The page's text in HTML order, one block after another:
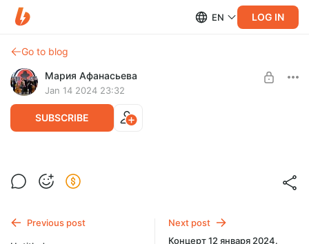
EN LOG IN
Go to blog
Мария Афанасьева
Jan 14 2024 23:32
SUBSCRIBE
Прогон спектакля "Однопланетяне"
подвиг, оплачивая спектакль.
UNLOCK WITH DISCOUNT
Previous post
Next post
Концерт 12 января 2024.